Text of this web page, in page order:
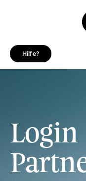
Hilfe?
Login